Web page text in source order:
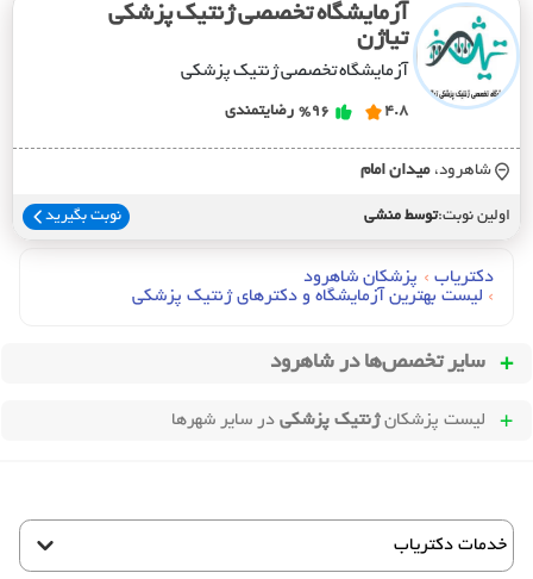
آزمایشگاه تخصصی ژنتیک پزشکی
تیاژن
آزمایشگاه تخصصی ژنتیک پزشکی
4.8
%96 رضایتمندی
شاهرود، ميدان امام
اولین نوبت:توسط منشی نوبت بگیرید
دکتریاب › پزشکان شاهرود
› لیست بهترین آزمایشگاه و دکترهای ژنتیک پزشکی
سایر تخصص‌ها در شاهرود
لیست پزشکانژنتیک پزشکی در سایر شهرها
خدمات دکتریاب